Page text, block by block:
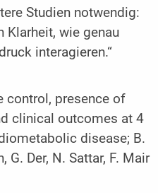
Studien notwendig:
Klarheit, wie genau
interagieren.“
control, presence of
clinical outcomes at 4
disease; B.
G. Der, N. Sattar, F. Mair